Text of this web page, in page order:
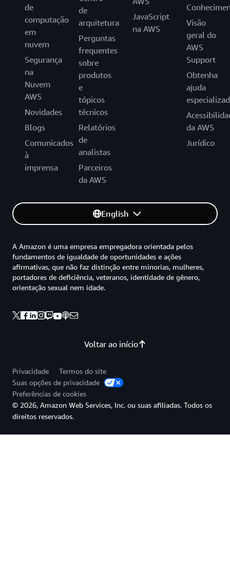
de
computação
em
nuvem
Segurança
na
Nuvem
AWS
Novidades
Blogs
Comunicados
à
imprensa
de
arquitetura
Perguntas
frequentes
sobre
produtos
e
tópicos
técnicos
Relatórios
de
analistas
Parceiros
da AWS
JavaScript
na AWS
Visão
geral do
AWS
Support
Obtenha
ajuda
da AWS
Jurídico
English
Voltar ao início
A Amazon é uma empresa empregadora orientada pelos
fundamentos de igualdade de oportunidades e ações
afirmativas, que não faz distinção entre minorias, mulheres,
portadores de deficiência, veteranos, identidade de gênero,
orientação sexual nem idade.
Privacidade
Termos do site
Suas opções de privacidade
Preferências de cookies
© 2026, Amazon Web Services, Inc. ou suas afiliadas. Todos os
direitos reservados.